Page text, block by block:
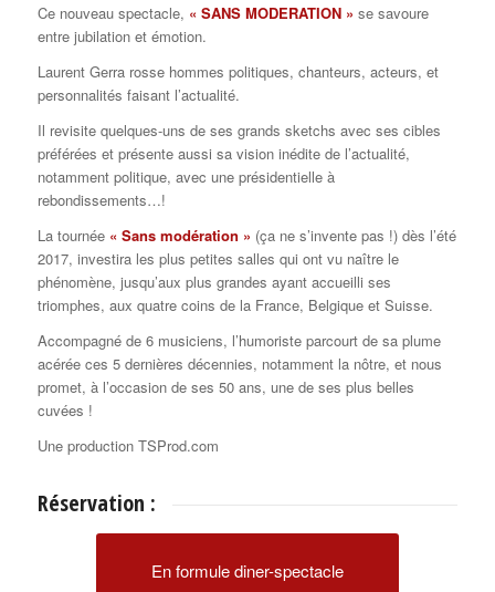
Ce nouveau spectacle, « SANS MODERATION » se savoure
entre jubilation et émotion.
Laurent Gerra rosse hommes politiques, chanteurs, acteurs, et
personnalités faisant l’actualité.
Il revisite quelques-uns de ses grands sketchs avec ses cibles
préférées et présente aussi sa vision inédite de l’actualité,
notamment politique, avec une présidentielle à
rebondissements…!
La tournée « Sans modération » (ça ne s’invente pas !) dès l’été
2017, investira les plus petites salles qui ont vu naître le
phénomène, jusqu’aux plus grandes ayant accueilli ses
triomphes, aux quatre coins de la France, Belgique et Suisse.
Accompagné de 6 musiciens, l’humoriste parcourt de sa plume
acérée ces 5 dernières décennies, notamment la nôtre, et nous
promet, à l’occasion de ses 50 ans, une de ses plus belles
cuvées !
Une production TSProd.com
Réservation :
En formule diner-spectacle